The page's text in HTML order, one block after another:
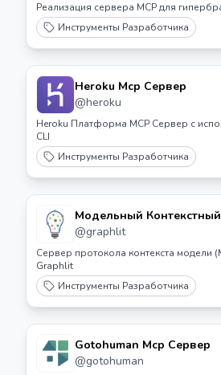
Реализация сервера MCP для
Инструменты Разработчика
Heroku Mcp Сервер
@heroku
Heroku Платформа MCP Сервер с
CLI
Инструменты Разработчика
Модельный
Сервер для Платформы
@graphlit
Сервер протокола контекста модели
Graphlit
Инструменты Разработчика
Gotohuman Mcp Сервер
@gotohuman